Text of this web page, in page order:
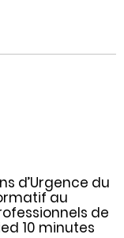
d’Urgence du
au
de
10 minutes